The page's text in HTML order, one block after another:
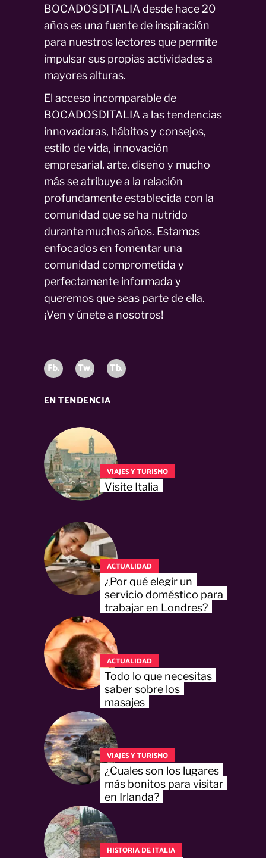
BOCADOSDITALIA desde hace 20
años es una fuente de inspiración
para nuestros lectores que permite
impulsar sus propias actividades a
mayores alturas.
El acceso incomparable de
BOCADOSDITALIA a las tendencias
innovadoras, hábitos y consejos,
estilo de vida, innovación
empresarial, arte, diseño y mucho
más se atribuye a la relación
profundamente establecida con la
comunidad que se ha nutrido
durante muchos años. Estamos
enfocados en fomentar una
comunidad comprometida y
perfectamente informada y
queremos que seas parte de ella.
¡Ven y únete a nosotros!
Fb. Tw. Tb.
EN TENDENCIA
VIAJES Y TURISMO
Visite Italia
ACTUALIDAD
¿Por qué elegir un
servicio doméstico para
trabajar en Londres?
ACTUALIDAD
Todo lo que necesitas
saber sobre los
masajes
VIAJES Y TURISMO
¿Cuales son los lugares
más bonitos para visitar
en Irlanda?
HISTORIA DE ITALIA